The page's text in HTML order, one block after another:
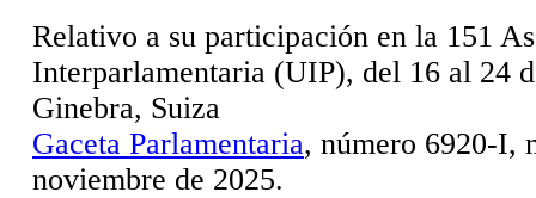
Relativo a su participación en la 151
Interparlamentaria (UIP), del 16 al 24
Ginebra, Suiza
Gaceta Parlamentaria, número 6920-I,
noviembre de 2025.